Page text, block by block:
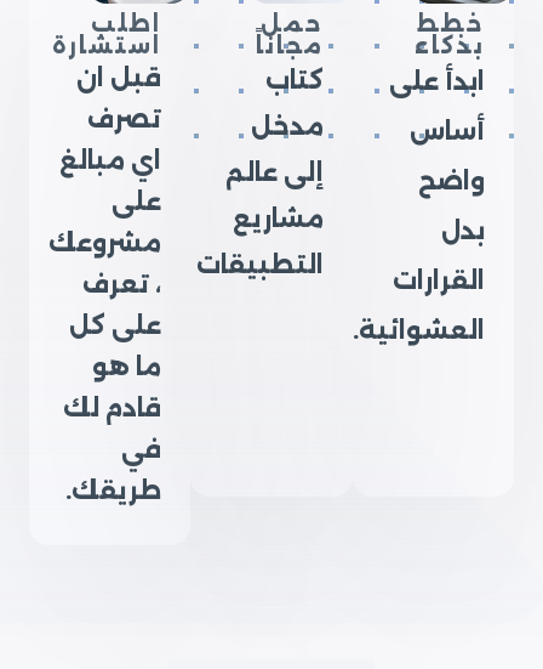
خطط
بذكاء
ابدأ على
أساس
واضح
بدل
القرارات
العشوائية.
حمل
مجاناً
كتاب
مدخل
إلى عالم
مشاريع
التطبيقات
اطلب
استشارة
قبل ان
تصرف
اي مبالغ
على
مشروعك
، تعرف
على كل
ما هو
قادم لك
في
طريقك.